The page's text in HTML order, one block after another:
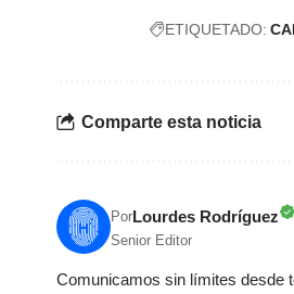
ETIQUETADO:
Comparte esta noticia
PorLourdes Rodríguez
Senior Editor
Comunicamos sin límites desde